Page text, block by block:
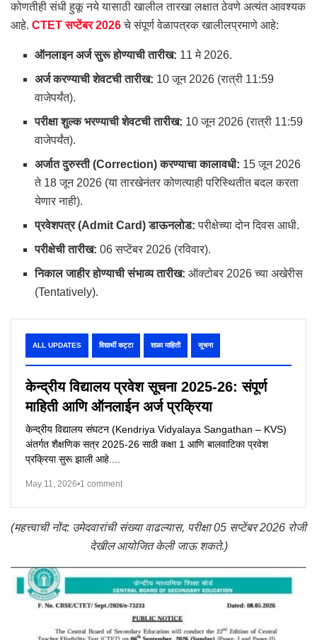
कोणतीही संधी हुकू नये यासाठी खालील तारखा लक्षात ठेवणे अत्यंत आवश्यक
आहे. CTET सप्टेंबर 2026चे संपूर्ण वेळापत्रक खालीलप्रमाणे आहे:
ऑनलाइन अर्ज सुरू होण्याची तारीख: 11 मे 2026.
अर्ज करण्याची शेवटची तारीख: 10 जून 2026 (रात्री 11:59
वाजेपर्यंत).
परीक्षा शुल्क भरण्याची शेवटची तारीख: 10 जून 2026 (रात्री 11:59
वाजेपर्यंत).
अर्जात दुरुस्ती (Correction) करण्याचा कालावधी: 15 जून 2026
ते 18 जून 2026 (या तारखेनंतर कोणत्याही परिस्थितीत बदल करता
येणार नाही).
प्रवेशपत्र (Admit Card) डाऊनलोड: परीक्षेच्या दोन दिवस आधी.
परीक्षेची तारीख: 06 सप्टेंबर 2026 (रविवार).
निकाल जाहीर होण्याची संभाव्य तारीख: ऑक्टोबर 2026 च्या अखेरीस
(Tentatively).
ALL UPDATES विद्यार्थी कट्टा शाळा माहिती सूचना
केन्द्रीय विद्यालय प्रवेश सूचना 2025-26: संपूर्ण
माहिती आणि ऑनलाईन अर्ज प्रक्रिया
केन्द्रीय विद्यालय संघटन (Kendriya Vidyalaya Sangathan – KVS)
अंतर्गत शैक्षणिक सत्र 2025-26 साठी कक्षा 1 आणि बालवाटिका प्रवेश
प्रक्रिया सुरू झाली आहे....
May 11, 2026•1 comment
(महत्त्वाची नोंद: उमेदवारांची संख्या वाढल्यास, परीक्षा 05 सप्टेंबर 2026 रोजी
देखील आयोजित केली जाऊ शकते.)